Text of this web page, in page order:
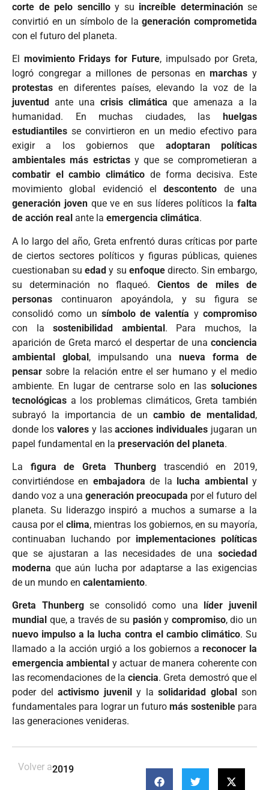
corte de pelo sencilloy su increíble determinaciónse
convirtió en un símbolo de lageneración comprometida
con el futuro del planeta.
El movimiento Fridays for Future, impulsado por Greta,
logró congregar a millones de personas enmarchas y
protestas en diferentes países, elevando la voz de la
juventud
ante una crisis climática que amenaza a la
humanidad. En muchas ciudades, las
huelgas
estudiantiles se convirtieron en un medio efectivo para
exigir a los gobiernos que adoptaran políticas
ambientales más estrictasy que se comprometieran a
combatir el cambio climático de forma decisiva. Este
movimiento global evidenció eldescontento de una
generación jovenque ve en sus líderes políticos lafalta
de acción real ante la emergencia climática.
A lo largo del año, Greta enfrentó duras críticas por parte
de ciertos sectores políticos y figuras públicas, quienes
cuestionaban suedad y su enfoquedirecto. Sin embargo,
su determinación no flaqueó.Cientos de miles de
personas continuaron apoyándola, y su figura se
consolidó como un símbolo de valentía ycompromiso
con la sostenibilidad ambiental. Para muchos, la
aparición de Greta marcó el despertar de una conciencia
ambiental global, impulsando una nueva forma de
pensar sobre la relación entre el ser humano y el medio
ambiente. En lugar de centrarse solo en las soluciones
tecnológicas a los problemas climáticos, Greta también
subrayó la importancia de un cambio de mentalidad,
donde los valoresy lasacciones individuales jugaran un
papel fundamental en la preservación del planeta.
La figura de Greta Thunbergtrascendió en 2019,
convirtiéndose en embajadora de la lucha ambientaly
dando voz a una generación preocupada por el futuro del
planeta. Su liderazgo inspiró a muchos a sumarse a la
causa por elclima, mientras los gobiernos, en su mayoría,
continuaban luchando por implementaciones políticas
que se ajustaran a las necesidades de una sociedad
moderna que aún lucha por adaptarse a las exigencias
de un mundo en calentamiento.
Greta Thunbergse consolidó como una
líder juvenil
mundial que, a través de su pasióny compromiso, dio un
nuevo impulso a la lucha contra el cambio climático. Su
llamado a la acción urgió a los gobiernos a reconocer la
emergencia ambiental y actuar de manera coherente con
las recomendaciones de la ciencia. Greta demostró que el
poder del activismo juvenil y la solidaridad global
son
fundamentales para lograr un futuromás sosteniblepara
las generaciones venideras.
Volver a2019